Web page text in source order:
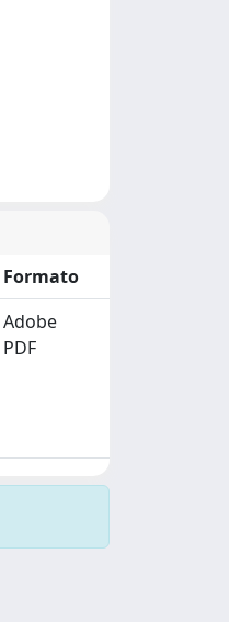
Formato
Adobe
PDF